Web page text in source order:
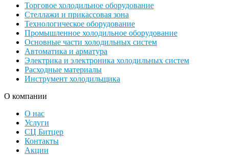
Торговое холодильное оборудование
Стеллажи и прикассовая зона
Технологическое оборудование
Промышленное холодильное оборудование
Основные части холодильных систем
Автоматика и арматура
Электрика и электроника холодильных систем
Расходные материалы
Инструмент холодильщика
О компании
О нас
Услуги
СЦ Битцер
Контакты
Акции